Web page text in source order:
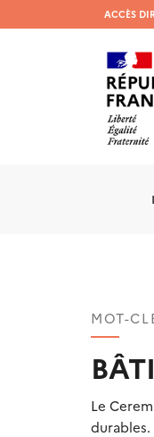
Menu
haut
gauche
ACCÈS
MOT-
Le